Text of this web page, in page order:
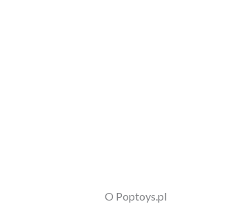
O Poptoys.pl